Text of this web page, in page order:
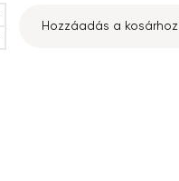
Hozzáadás a kosárhoz